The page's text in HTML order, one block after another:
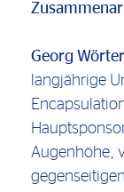
Georg
langjährige
Augenhöhe,